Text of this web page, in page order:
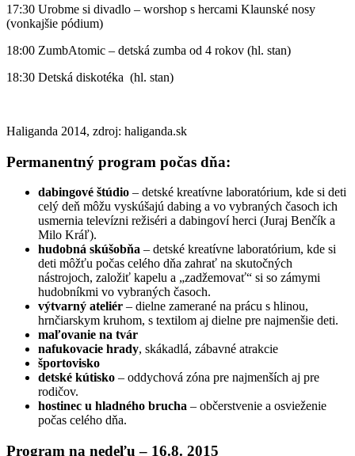
17:30 Urobme si divadlo – worshop s hercami Klaunské nosy
(vonkajšie pódium)
18:00 ZumbAtomic – detská zumba od 4 rokov (hl. stan)
18:30 Detská diskotéka (hl. stan)
Haliganda 2014, zdroj: haliganda.sk
Permanentný program počas dňa:
dabingové štúdio – detské kreatívne laboratórium, kde si deti
celý deň môžu vyskúšajú dabing a vo vybraných časoch ich
usmernia televízni režiséri a dabingoví herci (Juraj Benčík a
Milo Kráľ).
hudobná skúšobňa – detské kreatívne laboratórium, kde si
deti môžťu počas celého dňa zahrať na skutočných
nástrojoch, založiť kapelu a „zadžemovať“ si so zámymi
hudobníkmi vo vybraných časoch.
výtvarný ateliér – dielne zamerané na prácu s hlinou,
hrnčiarskym kruhom, s textilom aj dielne pre najmenšie deti.
maľovanie na tvár
nafukovacie hrady, skákadlá, zábavné atrakcie
športovisko
detské kútisko – oddychová zóna pre najmenších aj pre
rodičov.
hostinec u hladného brucha – občerstvenie a osvieženie
počas celého dňa.
Program na nedeľu – 16.8. 2015